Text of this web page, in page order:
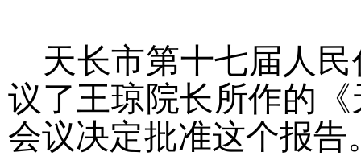
天长市第十七届人
议了王琼院长所作的
会议决定批准这个报告